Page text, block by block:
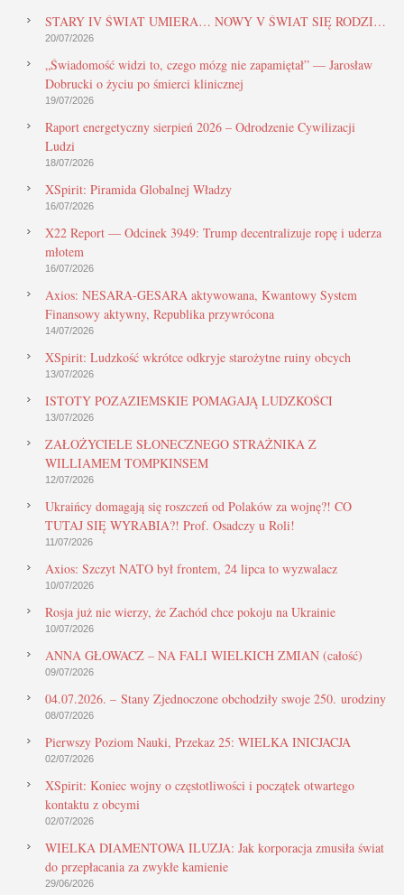
STARY IV ŚWIAT UMIERA… NOWY V ŚWIAT SIĘ RODZI…
20/07/2026
„Świadomość widzi to, czego mózg nie zapamiętał” — Jarosław
Dobrucki o życiu po śmierci klinicznej
19/07/2026
Raport energetyczny sierpień 2026 – Odrodzenie Cywilizacji
Ludzi
18/07/2026
XSpirit: Piramida Globalnej Władzy
16/07/2026
X22 Report — Odcinek 3949: Trump decentralizuje ropę i uderza
młotem
16/07/2026
Axios: NESARA-GESARA aktywowana, Kwantowy System
Finansowy aktywny, Republika przywrócona
14/07/2026
XSpirit: Ludzkość wkrótce odkryje starożytne ruiny obcych
13/07/2026
ISTOTY POZAZIEMSKIE POMAGAJĄ LUDZKOŚCI
13/07/2026
ZAŁOŻYCIELE SŁONECZNEGO STRAŻNIKA Z
WILLIAMEM TOMPKINSEM
12/07/2026
Ukraińcy domagają się roszczeń od Polaków za wojnę?! CO
TUTAJ SIĘ WYRABIA?! Prof. Osadczy u Roli!
11/07/2026
Axios: Szczyt NATO był frontem, 24 lipca to wyzwalacz
10/07/2026
Rosja już nie wierzy, że Zachód chce pokoju na Ukrainie
10/07/2026
ANNA GŁOWACZ – NA FALI WIELKICH ZMIAN (całość)
09/07/2026
04.07.2026. – Stany Zjednoczone obchodziły swoje 250. urodziny
08/07/2026
Pierwszy Poziom Nauki, Przekaz 25: WIELKA INICJACJA
02/07/2026
XSpirit: Koniec wojny o częstotliwości i początek otwartego
kontaktu z obcymi
02/07/2026
WIELKA DIAMENTOWA ILUZJA: Jak korporacja zmusiła świat
do przepłacania za zwykłe kamienie
29/06/2026